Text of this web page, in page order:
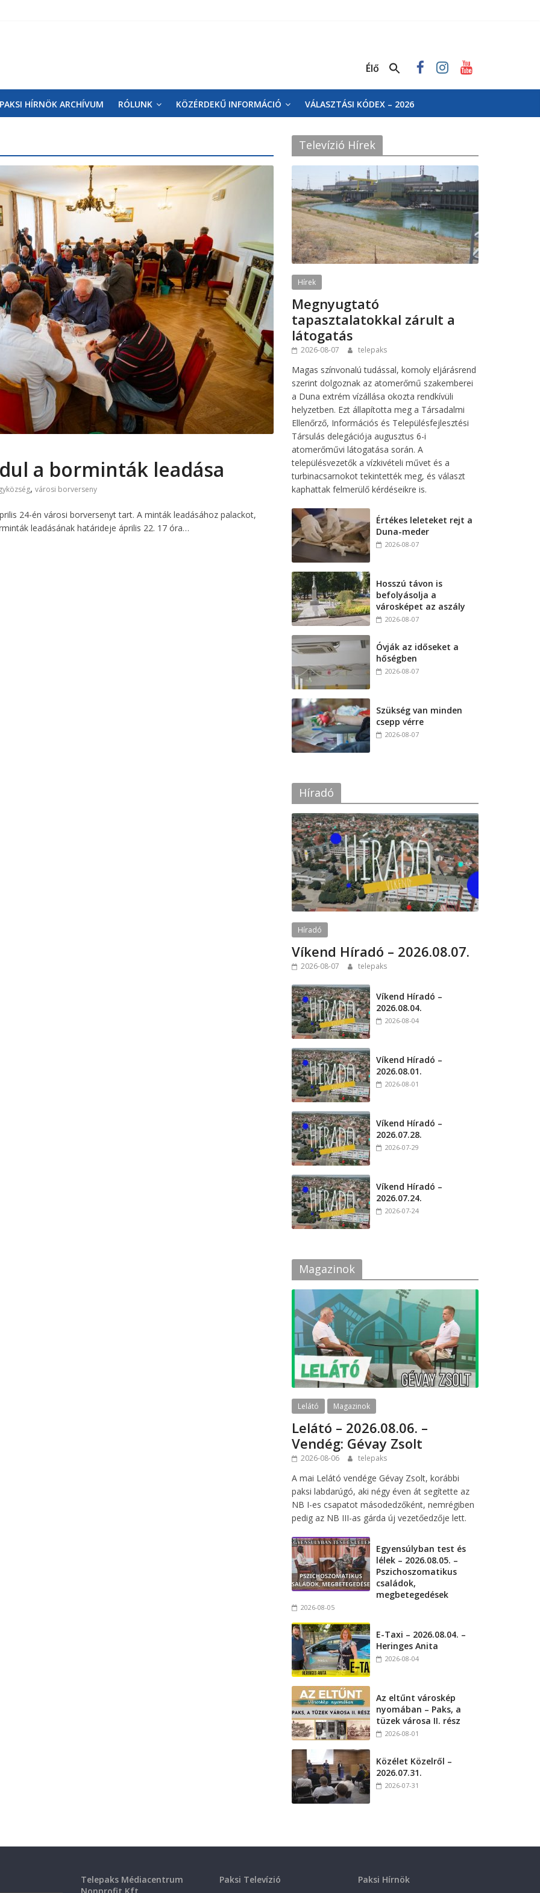
Élő
PAKSI HÍRNÖK ARCHÍVUM RÓLUNK KÖZÉRDEKŰ INFORMÁCIÓ VÁLASZTÁSI KÓDEX – 2026
a borminták leadása
, városi borverseny
24-én városi borversenyt tart. A minták leadásához palackot,
leadásának határideje április 22. 17 óra…
Televízió Hírek
Hírek
Megnyugtató
tapasztalatokkal zárult a
látogatás
2026-08-07 telepaks
Magas színvonalú tudással, komoly eljárásrend
szerint dolgoznak az atomerőmű szakemberei
a Duna extrém vízállása okozta rendkívüli
helyzetben. Ezt állapította meg a Társadalmi
Ellenőrző, Információs és Településfejlesztési
Társulás delegációja augusztus 6-i
atomerőművi látogatása során. A
településvezetők a vízkivételi művet és a
turbinacsarnokot tekintették meg, és választ
kaphattak felmerülő kérdéseikre is.
Értékes leleteket rejt a
Duna-meder
2026-08-07
Hosszú távon is
befolyásolja a
városképet az aszály
2026-08-07
Óvják az időseket a
hőségben
2026-08-07
Szükség van minden
csepp vérre
2026-08-07
Híradó
Híradó
Víkend Híradó – 2026.08.07.
2026-08-07 telepaks
Víkend Híradó –
2026.08.04.
2026-08-04
Víkend Híradó –
2026.08.01.
2026-08-01
Víkend Híradó –
2026.07.28.
2026-07-29
Víkend Híradó –
2026.07.24.
2026-07-24
Magazinok
Lelátó Magazinok
Lelátó – 2026.08.06. –
Vendég: Gévay Zsolt
2026-08-06 telepaks
A mai Lelátó vendége Gévay Zsolt, korábbi
paksi labdarúgó, aki négy éven át segítette az
NB I-es csapatot másodedzőként, nemrégiben
pedig az NB III-as gárda új vezetőedzője lett.
Egyensúlyban test és
lélek – 2026.08.05. –
Pszichoszomatikus
családok,
megbetegedések
2026-08-05
E-Taxi – 2026.08.04. –
Heringes Anita
2026-08-04
Az eltűnt városkép
nyomában – Paks, a
tüzek városa II. rész
2026-08-01
Közélet Közelről –
2026.07.31.
2026-07-31
Telepaks Médiacentrum
Paksi Televízió Paksi Hírnök